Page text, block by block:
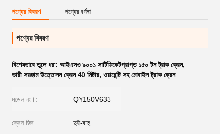
পণ্যের বিবরণ পণ্যের বর্ণনা
পণ্যের বিবরণ
বিশেষভাবে তুলে ধরা: আইএসও ৯০০১ সার্টিফিকেটপ্রাপ্ত ১৫০ টন ট্রাক ক্রেন,
ভারী সরঞ্জাম উত্তোলন ক্রেন 40 মিটার, ওয়ারেন্টি সহ মোবাইল ট্রাক ক্রেন
মডেল নং।: QY150V633
ক্রেন জিব: দুই-বাহু